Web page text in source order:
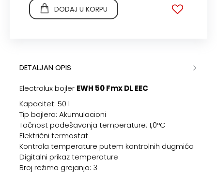
DODAJ U KORPU
DETALJAN OPIS
Electrolux bojler EWH 50 Fmx DL EEC
Kapacitet: 50 l
Tip bojlera: Akumulacioni
Tačnost podešavanja temperature: 1,0°C
Električni termostat
Kontrola temperature putem kontrolnih dugmića
Digitalni prikaz temperature
Broj režima grejanja: 3